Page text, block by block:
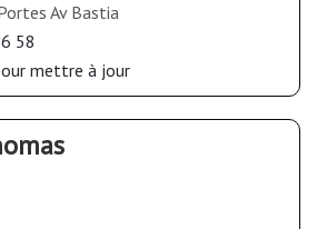
Av Bastia
58
mettre à jour